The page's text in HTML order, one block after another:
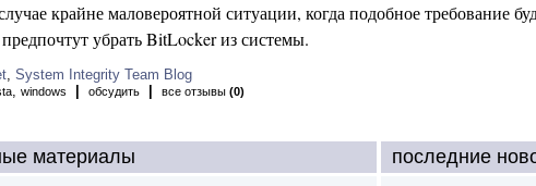
крайне маловероятной ситуации, когда подобное требование
убрать BitLocker из системы.
, System Integrity Team Blog
, windows обсудить все отзывы (0)
материалы последние